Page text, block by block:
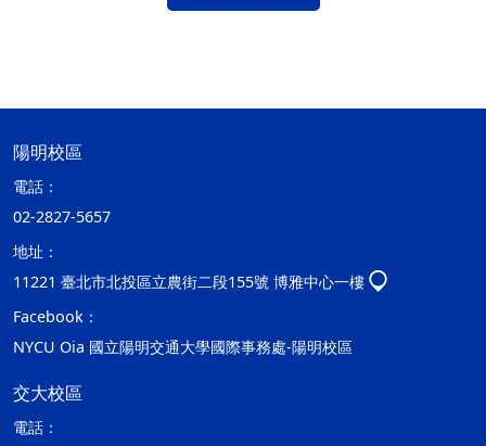
陽明校區
電話：
02-2827-5657
地址：
11221 臺北市北投區立農街二段155號 博雅中心一樓
Facebook：
NYCU Oia 國立陽明交通大學國際事務處-陽明校區
交大校區
電話：